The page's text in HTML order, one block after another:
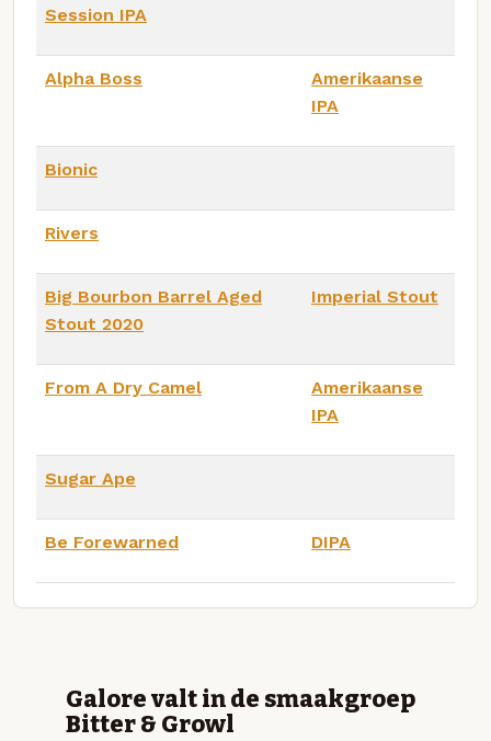
Session IPA
Alpha Boss
Amerikaanse
IPA
Bionic
Rivers
Big Bourbon Barrel Aged
Stout 2020
Imperial Stout
From A Dry Camel
Amerikaanse
IPA
Sugar Ape
Be Forewarned DIPA
Galore valt in de smaakgroep
Bitter & Growl